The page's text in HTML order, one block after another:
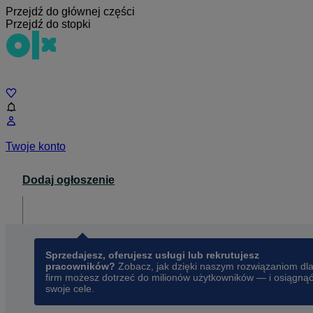
Przejdź do głównej części
Przejdź do stopki
Twoje konto
Dodaj ogłoszenie
Sprzedajesz, oferujesz usługi lub rekrutujesz
pracowników? Zobacz, jak dzięki naszym rozwiązaniom dla
firm możesz dotrzeć do milionów użytkowników — i osiągnąć
swoje cele.